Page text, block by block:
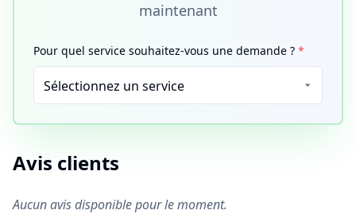
maintenant
Pour quel service souhaitez-vous une demande ? *
Avis clients
Aucun avis disponible pour le moment.